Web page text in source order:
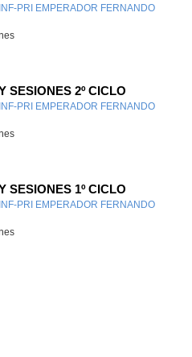
PRI EMPERADOR FERNANDO-
SESIONES 2º CICLO
PRI EMPERADOR FERNANDO-
SESIONES 1º CICLO
PRI EMPERADOR FERNANDO-